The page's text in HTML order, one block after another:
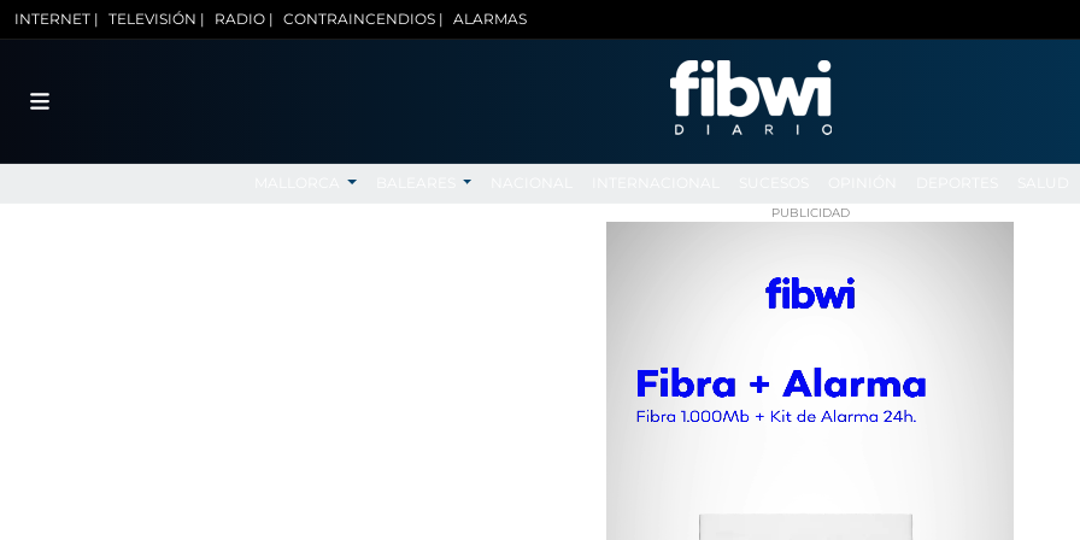
INTERNET | TELEVISIÓN | RADIO | CONTRAINCENDIOS | ALARMAS